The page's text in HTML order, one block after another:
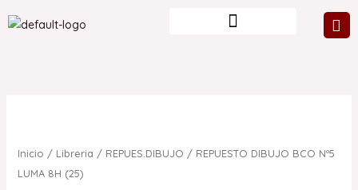
al
Inicio / Libreria / REPUES.DIBUJO / REPUESTO DIBUJO BCO Nº5
LUMA 8H (25)